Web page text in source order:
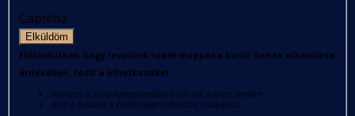
Captcha
Elküldöm
Előfordulhat, hogy levelünk spam mappába kerül. Ennek elkerülése
érdekében, tedd a következőket:
Kattints a jobb egérgombbal a tőlünk kapott levélre
Add a feladót a biztonságos feladók listájához